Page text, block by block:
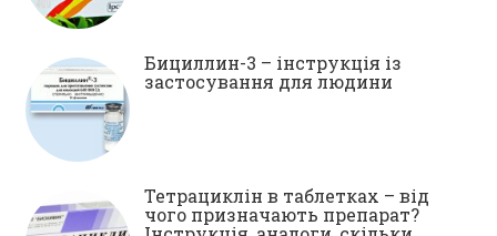
Бициллин-3 – інструкція із
застосування для людини
Тетрациклін в таблетках – від
чого призначають препарат?